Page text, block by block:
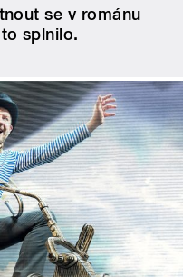
se v románu
splnilo.